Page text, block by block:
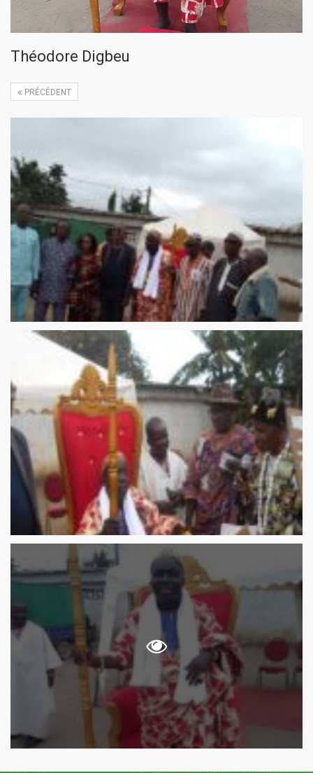
Théodore Digbeu
PRÉCÉDENT